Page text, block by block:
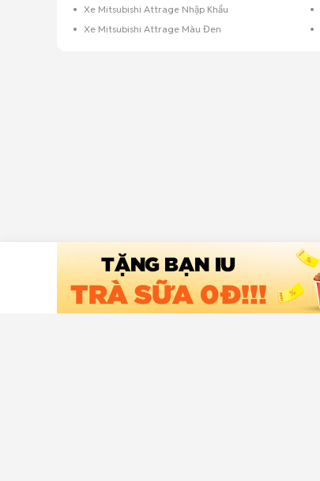
Xe Mitsubishi Attrage Nhập Khẩu
Xe Mitsubishi Attrage Màu Đen